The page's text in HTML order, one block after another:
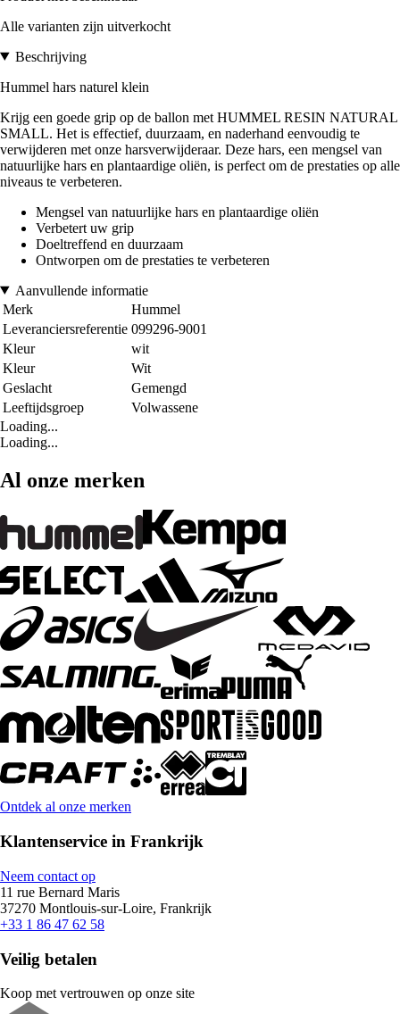
Alle varianten zijn uitverkocht
Beschrijving
Hummel hars naturel klein
Krijg een goede grip op de ballon met HUMMEL RESIN NATURAL
SMALL. Het is effectief, duurzaam, en naderhand eenvoudig te
verwijderen met onze harsverwijderaar. Deze hars, een mengsel van
natuurlijke hars en plantaardige oliën, is perfect om de prestaties op alle
niveaus te verbeteren.
Mengsel van natuurlijke hars en plantaardige oliën
Verbetert uw grip
Doeltreffend en duurzaam
Ontworpen om de prestaties te verbeteren
Aanvullende informatie
Merk
Hummel
Leveranciersreferentie 099296-9001
Kleur
wit
Kleur
Wit
Geslacht
Gemengd
Leeftijdsgroep
Volwassene
Loading...
Loading...
Al onze merken
Ontdek al onze merken
Klantenservice in Frankrijk
Neem contact op
11 rue Bernard Maris
37270 Montlouis-sur-Loire, Frankrijk
+33 1 86 47 62 58
Veilig betalen
Koop met vertrouwen op onze site